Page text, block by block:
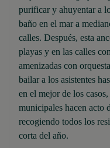
purificar y ahuyentar a
baño en el mar a
calles. Después, esta
playas y en las calles
amenizadas con
bailar a los asistentes
en el mejor de los
municipales hacen acto
recogiendo todos los
corta del año.